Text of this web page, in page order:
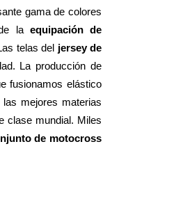
gama de colores
la equipación de
telas del jersey de
le dan una sensación suave y ligera, pero también durabilidad. La producción de
fusionamos elástico
mejores materias
clase mundial. Miles